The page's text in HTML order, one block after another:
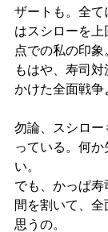
ザートも。全て
はスシローを
点での私の印象
もはや、寿司
かけた全面戦争
勿論、スシロ
っている。何
い。
でも、かっぱ
間を割いて、
思うの。